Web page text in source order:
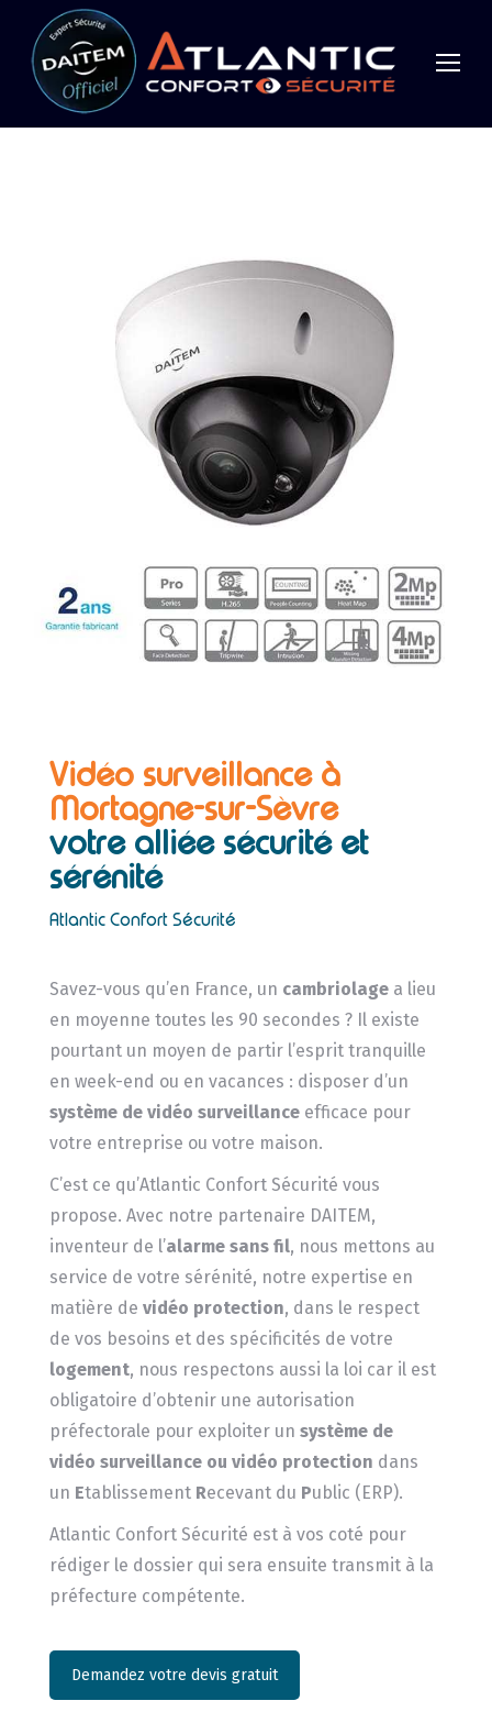
Vidéo surveillance à
Mortagne-sur-Sèvre
votre alliée sécurité et
sérénité
Atlantic Confort Sécurité
Savez-vous qu’en France, un cambriolagea lieu
en moyenne toutes les 90 secondes ? Il existe
pourtant un moyen de partir l’esprit tranquille
en week-end ou en vacances : disposer d’un
système de vidéo surveillanceefficace pour
votre entreprise ou votre maison.
C’est ce qu’Atlantic Confort Sécurité vous
propose. Avec notre partenaire DAITEM,
inventeur de l’alarme sans fil, nous mettons au
service de votre sérénité, notre expertise en
matière de vidéo protection, dans le respect
de vos besoins et des spécificités de votre
logement, nous respectons aussi la loi car il est
obligatoire d’obtenir une autorisation
préfectorale pour exploiter un système de
vidéo surveillance ou vidéo protection dans
un Etablissement Recevant du Public (ERP).
Atlantic Confort Sécurité est à vos coté pour
rédiger le dossier qui sera ensuite transmit à la
préfecture compétente.
Demandez votre devis gratuit